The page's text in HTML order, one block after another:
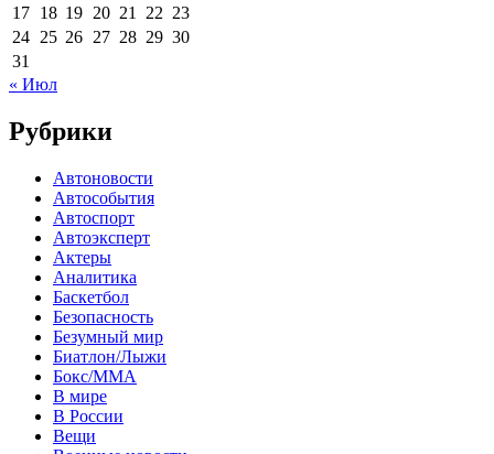
17 18 19 20 21 22 23
24 25 26 27 28 29 30
31
« Июл
Рубрики
Автоновости
Автособытия
Автоспорт
Автоэксперт
Актеры
Аналитика
Баскетбол
Безопасность
Безумный мир
Биатлон/Лыжи
Бокс/MMA
В мире
В России
Вещи